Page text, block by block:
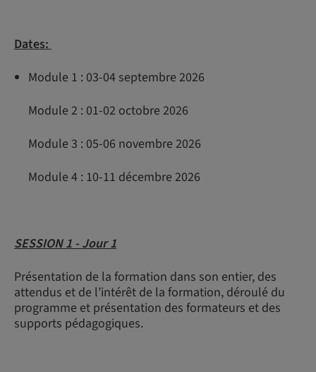
Dates:
Module 1 : 03-04 septembre 2026
Module 2 : 01-02 octobre 2026
Module 3 : 05-06 novembre 2026
Module 4 : 10-11 décembre 2026
SESSION 1 - Jour 1
Présentation de la formation dans son entier, des
attendus et de l’intérêt de la formation, déroulé du
programme et présentation des formateurs et des
supports pédagogiques.